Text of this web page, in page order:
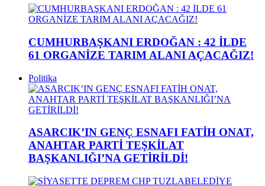
CUMHURBAŞKANI ERDOĞAN : 42 İLDE
61 ORGANİZE TARIM ALANI AÇACAĞIZ!
Politika
ASARCIK’IN GENÇ ESNAFI FATİH ONAT,
ANAHTAR PARTİ TEŞKİLAT
BAŞKANLIĞI’NA GETİRİLDİ!